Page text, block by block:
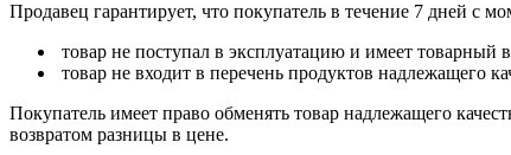
Продавец гарантирует, что покупатель в течение 7 дней с
товар не поступал в эксплуатацию и имеет товарный
товар не входит в перечень продуктов надлежащего
Покупатель имеет право обменять товар надлежащего
возвратом разницы в цене.